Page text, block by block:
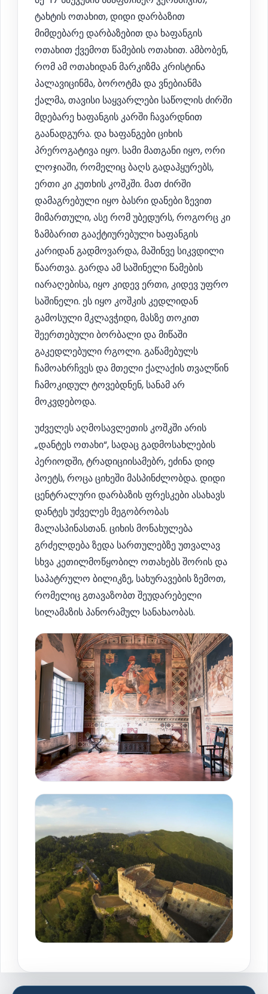
ტახტის ოთახით, დიდი დარბაზით
მიმდებარე დარბაზებით და ხაფანგის
ოთახით ქვემოთ წამების ოთახით. ამბობენ,
რომ ამ ოთახიდან მარკიზმა კრისტინა
პალავიცინმა, ბოროტმა და ვნებიანმა
ქალმა, თავისი საყვარლები საწოლის ძირში
მდებარე ხაფანგის კარში ჩავარდნით
გაანადგურა. და ხაფანგები ციხის
პრეროგატივა იყო. სამი მათგანი იყო, ორი
ლოჯიაში, რომელიც ბაღს გადაჰყურებს,
ერთი კი კუთხის კოშკში. მათ ძირში
დამაგრებული იყო ბასრი დანები ზევით
მიმართული, ასე რომ უბედურს, როგორც კი
ზამბარით გააქტიურებული ხაფანგის
კარიდან გადმოვარდა, მაშინვე სიკვდილი
წაართვა. გარდა ამ საშინელი წამების
იარაღებისა, იყო კიდევ ერთი, კიდევ უფრო
საშინელი. ეს იყო კოშკის კედლიდან
გამოსული მკლავჭიდი, მასზე თოკით
შეერთებული ბორბალი და მიწაში
გაკედლებული რგოლი. გაწამებულს
ჩამოახრჩვეს და მთელი ქალაქის თვალწინ
ჩამოკიდულ ტოვებდნენ, სანამ არ
მოკვდებოდა.
უძველეს აღმოსავლეთის კოშკში არის
„დანტეს ოთახი“, სადაც გადმოსახლების
პერიოდში, ტრადიციისამებრ, ეძინა დიდ
პოეტს, როცა ციხეში მასპინძლობდა. დიდი
ცენტრალური დარბაზის ფრესკები ასახავს
დანტეს უძველეს მეგობრობას
მალასპინასთან. ციხის მონახულება
გრძელდება ზედა სართულებზე უთვალავ
სხვა კეთილმოწყობილ ოთახებს შორის და
საპატრულო ბილიკზე, სახურავების ზემოთ,
რომელიც გთავაზობთ შეუდარებელი
სილამაზის პანორამულ სანახაობას.